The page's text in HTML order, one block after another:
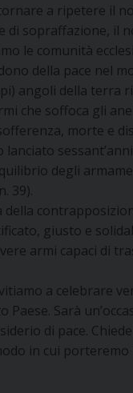
a ripetere il
di sopraffazione, il
le comunità
della pace nel
angoli della terra
che soffoca gli
morte e
degli
39).
della
giusto e
armi capaci di
a celebrare
Sarà
di pace.
in cui porteremo